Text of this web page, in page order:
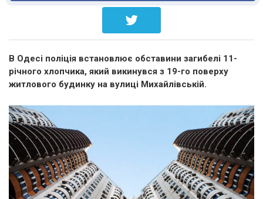
В Одесі поліція встановлює обставини загибелі 11-
річного хлопчика, який викинувся з 19-го поверху
житлового будинку на вулиці Михайлівській.